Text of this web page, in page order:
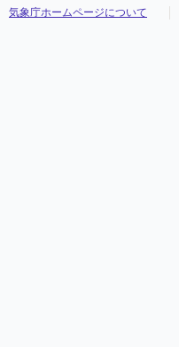
気象庁ホームページについて